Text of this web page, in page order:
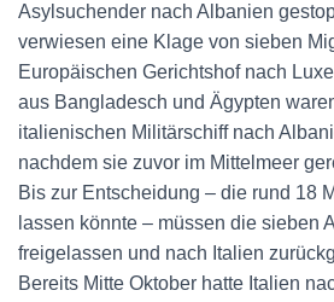
Asylsuchender nach Albanien
verwiesen eine Klage von sieben
Europäischen Gerichtshof nach
aus Bangladesch und Ägypten
italienischen Militärschiff nach
nachdem sie zuvor im Mittelmeer
Bis zur Entscheidung – die rund 18
lassen könnte – müssen die sieben
freigelassen und nach Italien
Bereits Mitte Oktober hatte Italien